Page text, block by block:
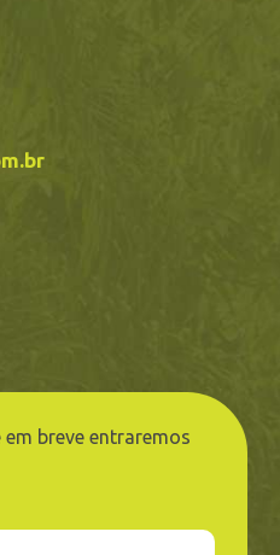
em breve entraremos